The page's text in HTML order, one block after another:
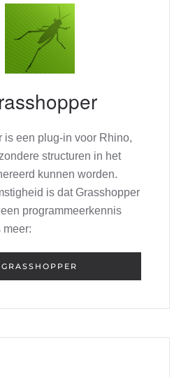
is een plug-in voor Rhino,
structuren in het
kunnen worden.
is dat Grasshopper
programmeerkennis
meer:
GRASSHOPPER